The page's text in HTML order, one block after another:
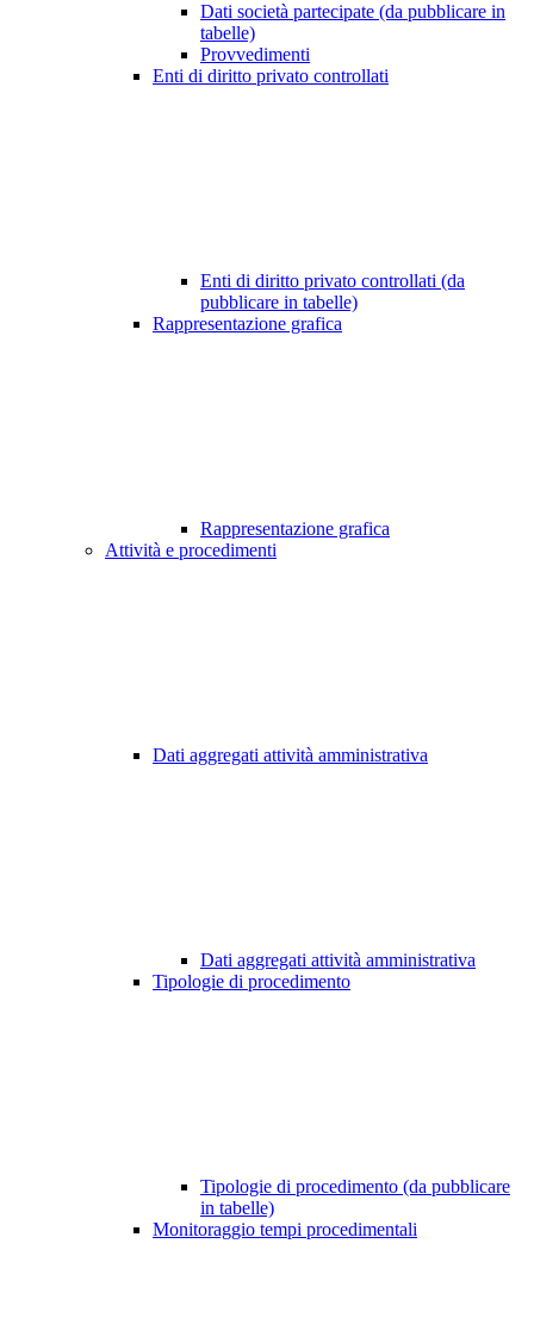
Dati società partecipate (da pubblicare in
tabelle)
Provvedimenti
Enti di diritto privato controllati
Enti di diritto privato controllati (da
pubblicare in tabelle)
Rappresentazione grafica
Rappresentazione grafica
Attività e procedimenti
Dati aggregati attività amministrativa
Dati aggregati attività amministrativa
Tipologie di procedimento
Tipologie di procedimento (da pubblicare
in tabelle)
Monitoraggio tempi procedimentali